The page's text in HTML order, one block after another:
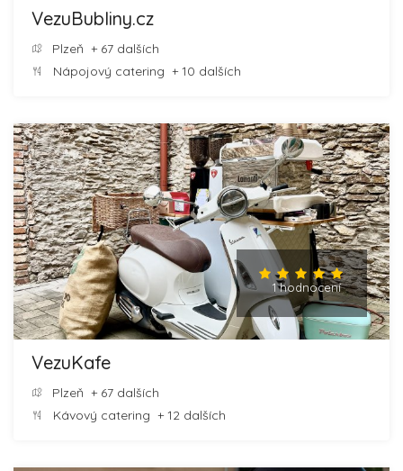
VezuBubliny.cz
Plzeň + 67 dalších
Nápojový catering + 10 dalších
1 hodnocení
VezuKafe
Plzeň + 67 dalších
Kávový catering + 12 dalších